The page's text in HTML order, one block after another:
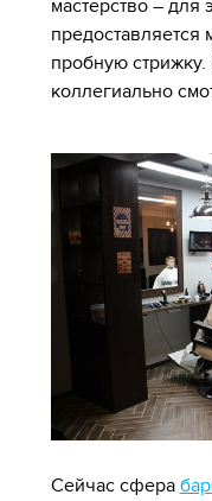
мастерство – для
предоставляется
пробную стрижку.
коллегиально
Сейчас сфера